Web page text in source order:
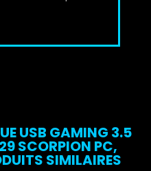
USB GAMING 3.5
SCORPION PC,
SIMILAIRES